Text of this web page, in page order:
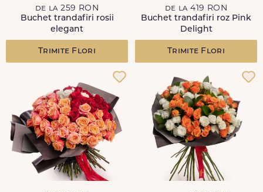
de la 259 RON
Buchet trandafiri rosii
elegant
Trimite Flori
de la 419 RON
Buchet trandafiri roz Pink
Delight
Trimite Flori